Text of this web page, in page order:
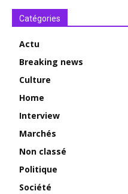
Catégories
Actu
Breaking news
Culture
Home
Interview
Marchés
Non classé
Politique
Société